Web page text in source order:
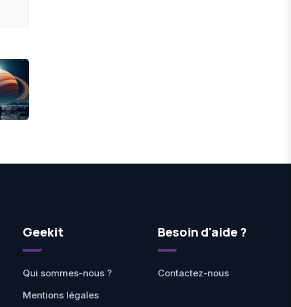
Geekit
Qui sommes-nous ?
Mentions légales
Besoin d'aide ?
Contactez-nous